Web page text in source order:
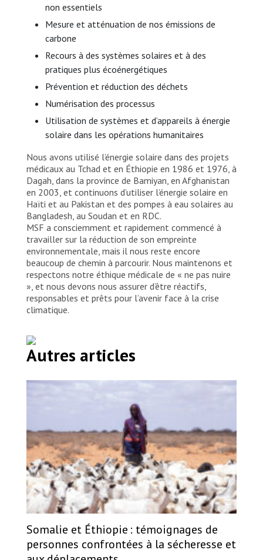
non essentiels
Mesure et atténuation de nos émissions de
carbone
Recours à des systèmes solaires et à des
pratiques plus écoénergétiques
Prévention et réduction des déchets
Numérisation des processus
Utilisation de systèmes et d’appareils à énergie
solaire dans les opérations humanitaires
Nous avons utilisé l’énergie solaire dans des projets
médicaux au Tchad et en Éthiopie en 1986 et 1976, à
Dagah, dans la province de Bamiyan, en Afghanistan
en 2003, et continuons d’utiliser l’énergie solaire en
Haïti et au Pakistan et des pompes à eau solaires au
Bangladesh, au Soudan et en RDC.
MSF a consciemment et rapidement commencé à
travailler sur la réduction de son empreinte
environnementale, mais il nous reste encore
beaucoup de chemin à parcourir. Nous maintenons et
respectons notre éthique médicale de « ne pas nuire
», et nous devons nous assurer d’être réactifs,
responsables et prêts pour l’avenir face à la crise
climatique.
Autres articles
Somalie et Éthiopie : témoignages de
personnes confrontées à la sécheresse et